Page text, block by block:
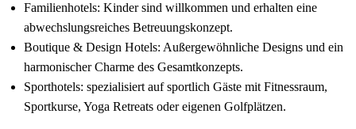
Familienhotels: Kinder sind willkommen und erhalten eine
abwechslungsreiches Betreuungskonzept.
Boutique & Design Hotels: Außergewöhnliche Designs und ein
harmonischer Charme des Gesamtkonzepts.
Sporthotels: spezialisiert auf sportlich Gäste mit Fitnessraum,
Sportkurse, Yoga Retreats oder eigenen Golfplätzen.